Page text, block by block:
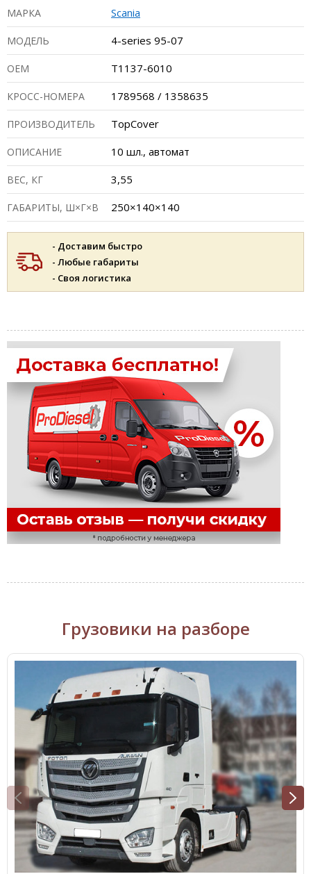
МАРКА Scania
МОДЕЛЬ 4-series 95-07
ОЕМ T1137-6010
КРОСС-НОМЕРА 1789568 / 1358635
ПРОИЗВОДИТЕЛЬ TopCover
ОПИСАНИЕ 10 шл., автомат
ВЕС, КГ 3,55
ГАБАРИТЫ, Ш×Г×В 250×140×140
- Доставим быстро
- Любые габариты
- Своя логистика
Грузовики на разборе